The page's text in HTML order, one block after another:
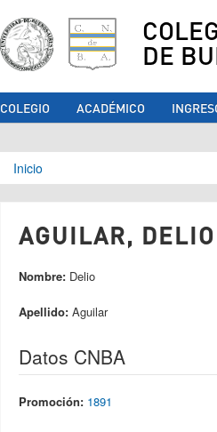
DE
COLEGIO ACADÉMICO
Se encuentra
Inicio
AGUILAR,
Nombre: Delio
Apellido: Aguilar
Datos CNBA
Promoción: 1891